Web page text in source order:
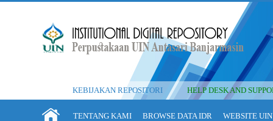
KEBIJAKAN REPOSITORI HELP DESK AND
TENTANG KAMI BROWSE DATA IDR WEBSITE